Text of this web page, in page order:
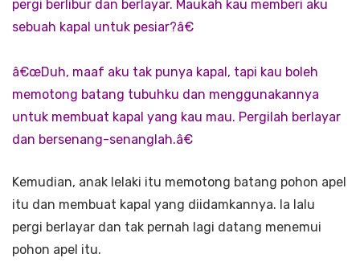
pergi berlibur dan berlayar. Maukah kau memberi aku
sebuah kapal untuk pesiar?â€
â€œDuh, maaf aku tak punya kapal, tapi kau boleh
memotong batang tubuhku dan menggunakannya
untuk membuat kapal yang kau mau. Pergilah berlayar
dan bersenang-senanglah.â€
Kemudian, anak lelaki itu memotong batang pohon apel
itu dan membuat kapal yang diidamkannya. Ia lalu
pergi berlayar dan tak pernah lagi datang menemui
pohon apel itu.